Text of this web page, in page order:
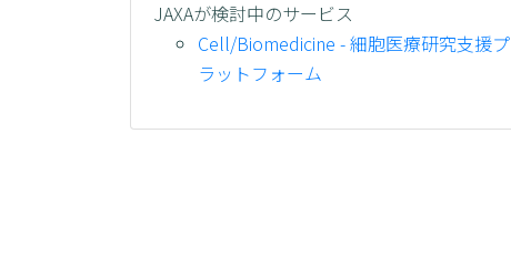
JAXAが検討中のサービス
Cell/Biomedicine - 細胞医療研究支援プ
ラットフォーム